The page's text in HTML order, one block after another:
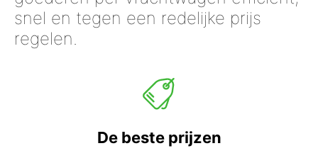
snel en tegen een redelijke prijs
regelen.
De beste prijzen